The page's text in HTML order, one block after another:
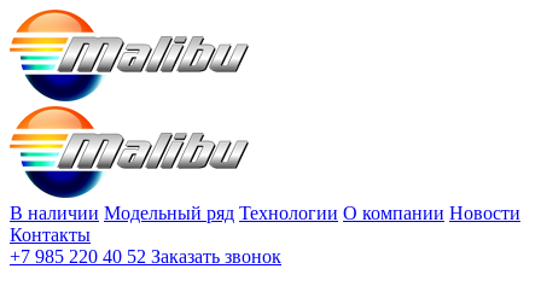
В наличии Модельный ряд Технологии О компании Новости
Контакты
+7 985 220 40 52 Заказать звонок